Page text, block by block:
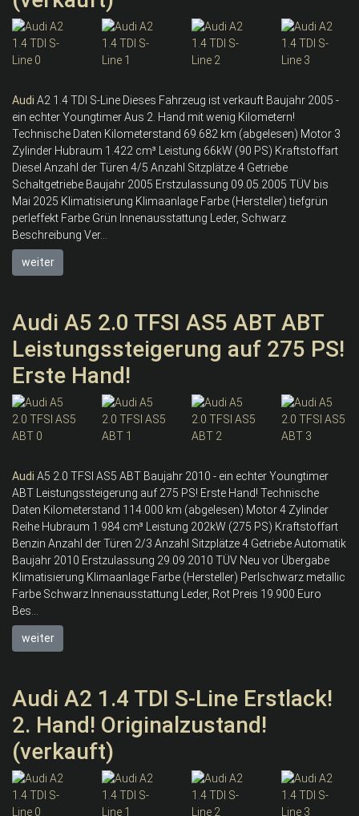
Audi A2 1.4 TDI S-Line Dieses Fahrzeug ist verkauft Baujahr 2005 -
ein echter Youngtimer Aus 2. Hand mit wenig Kilometern!
Technische Daten Kilometerstand 69.682 km (abgelesen) Motor 3
Zylinder Hubraum 1.422 cm³ Leistung 66kW (90 PS) Kraftstoffart
Diesel Anzahl der Türen 4/5 Anzahl Sitzplätze 4 Getriebe
Schaltgetriebe Baujahr 2005 Erstzulassung 09.05.2005 TÜV bis
Mai 2025 Klimatisierung Klimaanlage Farbe (Hersteller) tiefgrün
perleffekt Farbe Grün Innenausstattung Leder, Schwarz
Beschreibung Ver...
weiter
Audi A5 2.0 TFSI AS5 ABT ABT
Leistungssteigerung auf 275 PS!
Erste Hand!
Audi A5 2.0 TFSI AS5 ABT Baujahr 2010 - ein echter Youngtimer
ABT Leistungssteigerung auf 275 PS! Erste Hand! Technische
Daten Kilometerstand 114.000 km (abgelesen) Motor 4 Zylinder
Reihe Hubraum 1.984 cm³ Leistung 202kW (275 PS) Kraftstoffart
Benzin Anzahl der Türen 2/3 Anzahl Sitzplätze 4 Getriebe Automatik
Baujahr 2010 Erstzulassung 29.09.2010 TÜV Neu vor Übergabe
Klimatisierung Klimaanlage Farbe (Hersteller) Perlschwarz metallic
Farbe Schwarz Innenausstattung Leder, Rot Preis 19.900 Euro
Bes...
weiter
Audi A2 1.4 TDI S-Line Erstlack!
2. Hand! Originalzustand!
(verkauft)